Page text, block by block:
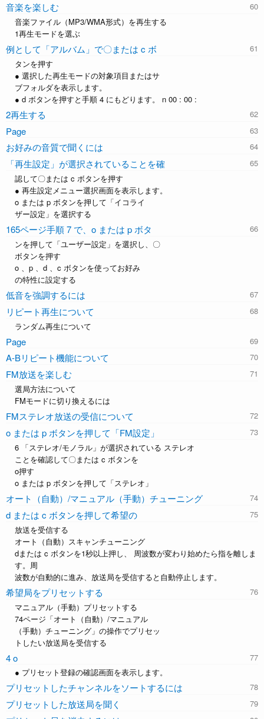
音楽を楽しむ
音楽ファイル（MP3/WMA形式）を再生する
1再生モードを選ぶ
例として「アルバム」で〇または c ボ
タンを押す
● 選択した再生モードの対象項目またはサ
ブフォルダを表示します。
● d ボタンを押すと手順 4 にもどります。 n 00 : 00 :
2再生する
Page
お好みの音質で聞くには
「再生設定」が選択されていることを確
認して〇または c ボタンを押す
● 再生設定メニュー選択画面を表示します。
o または p ボタンを押して「イコライ
ザー設定」を選択する
165ページ手順 7 で、o または p ボタ
ンを押して「ユーザー設定」を選択し、〇
ボタンを押す
o 、p 、d 、c ボタンを使ってお好み
の特性に設定する
低音を強調するには
リピート再生について
ランダム再生について
Page
A-Bリピート機能について
FM放送を楽しむ
選局方法について
FMモードに切り換えるには
FMステレオ放送の受信について
o または p ボタンを押して「FM設定」
6 「ステレオ/モノラル」が選択されている ステレオ
ことを確認して〇または c ボタンを
o押す
o または p ボタンを押して「ステレオ」
オート（自動）/マニュアル（手動）チューニング
d または c ボタンを押して希望の
放送を受信する
オート（自動）スキャンチューニング
dまたは c ボタンを1秒以上押し、 周波数が変わり始めたら指を離しま
す。周
波数が自動的に進み、放送局を受信すると自動停止します。
希望局をプリセットする
マニュアル（手動）プリセットする
74ページ「オート（自動）/マニュアル
（手動）チューニング」の操作でプリセッ
トしたい放送局を受信する
4 o
● プリセット登録の確認画面を表示します。
プリセットしたチャンネルをソートするには
プリセットした放送局を聞く